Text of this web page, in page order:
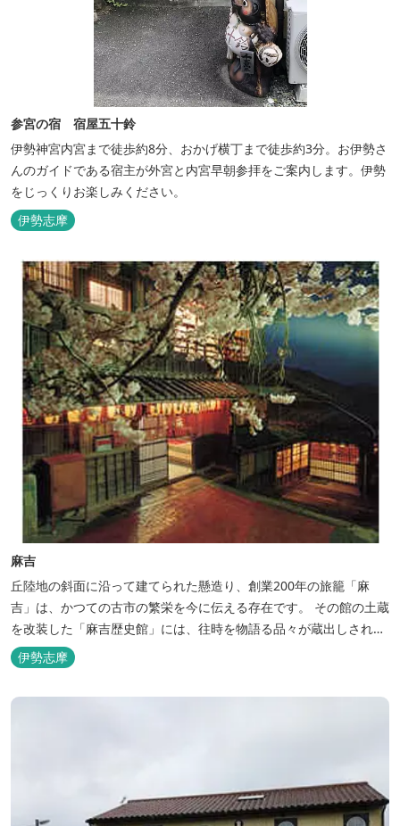
参宮の宿 宿屋五十鈴
伊勢神宮内宮まで徒歩約8分、おかげ横丁まで徒歩約3分。お伊勢さ
んのガイドである宿主が外宮と内宮早朝参拝をご案内します。伊勢
をじっくりお楽しみください。
伊勢志摩
麻吉
丘陸地の斜面に沿って建てられた懸造り、創業200年の旅籠「麻
吉」は、かつての古市の繁栄を今に伝える存在です。 その館の土蔵
を改装した「麻吉歴史館」には、往時を物語る品々が蔵出しされ、
お伊勢参り華やかなりし頃へとお誘い致します。
伊勢志摩